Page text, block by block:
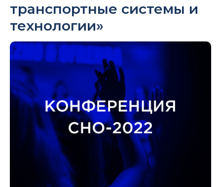
транспортные системы и
технологии»